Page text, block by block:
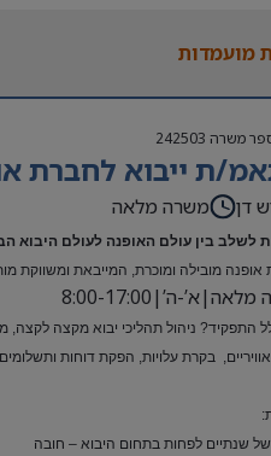
מועמדות
משרה 242503
ת ייבוא לחברת
דן משרה מלאה
לשלב בין עולם האופנה לעולם היבוא
מובילה ומוכרת, המייבאת ומשווקת
ה’|8:00-17:00
התפקיד? ניהול תהליכי יבוא מקצה לקצה,
בקרת עלויות, הפקת דוחות
של שנתיים לפחות בתחום היבוא – חובה